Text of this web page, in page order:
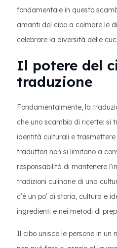
fondamentale in questo
amanti del cibo a colmare le
celebrare la diversità delle
Il potere del
traduzione
Fondamentalmente, la
che uno scambio di ricette: si
identità culturali e
traduttori non si limitano a
responsabilità di mantenere
tradizioni culinarie di una
c'è un po' di storia, cultura e
ingredienti e nei metodi di
Il cibo unisce le persone in un